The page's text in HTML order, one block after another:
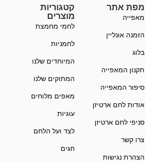
מפת אתר
מאפייה
הזמנה אונליין
בלוג
תקנון המאפייה
סיפור המאפייה
אודות לחם ארטיזן
סניפי לחם ארטיזן
צרו קשר
הצהרת נגישות
קטגוריות
מוצרים
לחמי מחמצת
לחמניות
המיוחדים שלנו
המתוקים שלנו
מאפים מלוחים
עוגיות
לצד ועל הלחם
חגים